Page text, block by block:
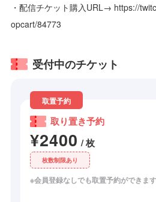
・配信チケット購入URL→ https://
opcart/84773
受付中のチケット
取置予約
取り置き予約
¥2400 / 枚
枚数制限あり
※会員登録なしでも取置予約ができます